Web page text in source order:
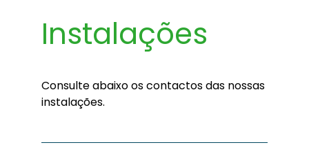
Instalações
Consulte abaixo os contactos das nossas
instalações.